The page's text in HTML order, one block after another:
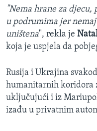
"Nema hrane za djecu,
u podrumima jer
uništena", rekla je
koja je uspjela da
Rusija i Ukrajina
humanitarnih koridora
uključujući i iz
izađu u privatnim